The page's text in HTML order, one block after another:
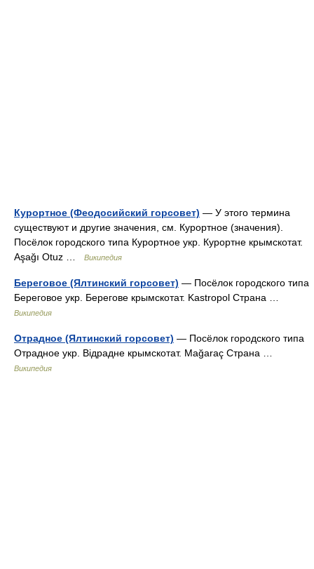
Курортное (Феодосийский горсовет) — У этого термина
существуют и другие значения, см. Курортное (значения).
Посёлок городского типа Курортное укр. Курортне крымскотат.
Aşağı Otuz …
Википедия
Береговое (Ялтинский горсовет) — Посёлок городского типа
Береговое укр. Берегове крымскотат. Kastropol Страна …
Википедия
Отрадное (Ялтинский горсовет) — Посёлок городского типа
Отрадное укр. Відрадне крымскотат. Mağaraç Страна …
Википедия